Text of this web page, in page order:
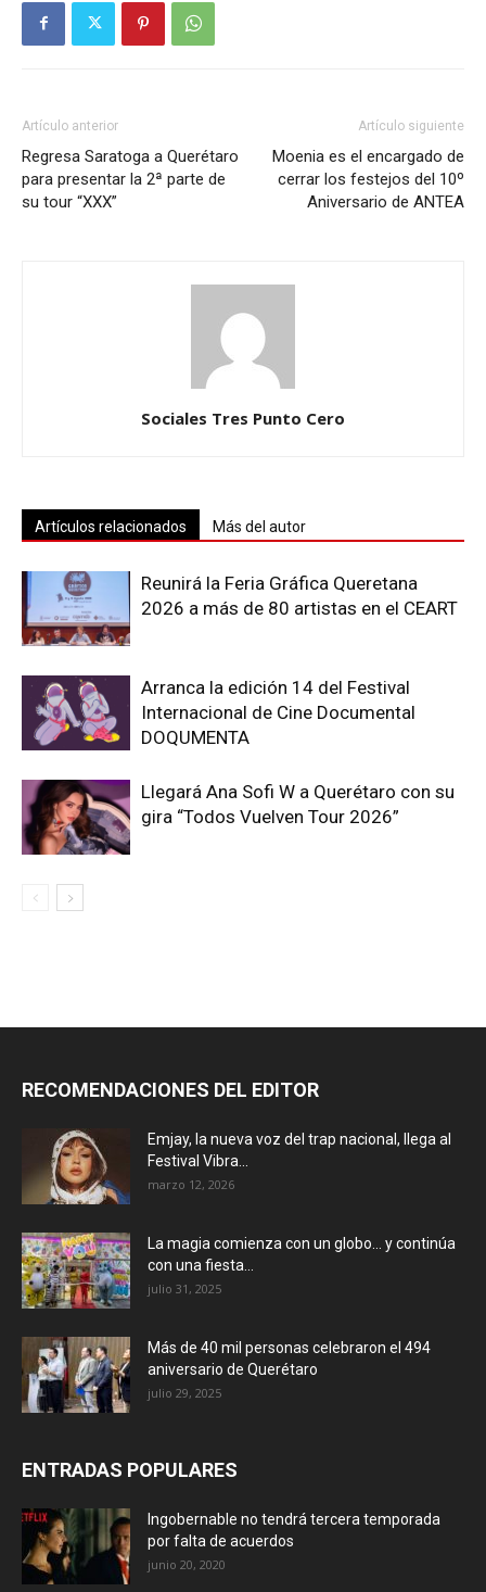
Artículo anterior
Regresa Saratoga a Querétaro
para presentar la 2ª parte de
su tour “XXX”
Artículo siguiente
Moenia es el encargado de
cerrar los festejos del 10º
Aniversario de ANTEA
Sociales Tres Punto Cero
Artículos relacionados Más del autor
Reunirá la Feria Gráfica Queretana
2026 a más de 80 artistas en el CEART
Arranca la edición 14 del Festival
Internacional de Cine Documental
DOQUMENTA
Llegará Ana Sofi W a Querétaro con su
gira “Todos Vuelven Tour 2026”
RECOMENDACIONES DEL EDITOR
Emjay, la nueva voz del trap nacional, llega al
Festival Vibra...
marzo 12, 2026
La magia comienza con un globo… y continúa
con una fiesta...
julio 31, 2025
Más de 40 mil personas celebraron el 494
aniversario de Querétaro
julio 29, 2025
ENTRADAS POPULARES
Ingobernable no tendrá tercera temporada
por falta de acuerdos
junio 20, 2020